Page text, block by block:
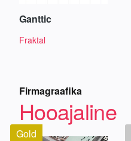
Ganttic
Fraktal
Firmagraafika
Hooajaline
Gold